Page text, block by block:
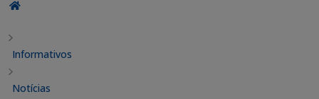
Informativos
Notícias